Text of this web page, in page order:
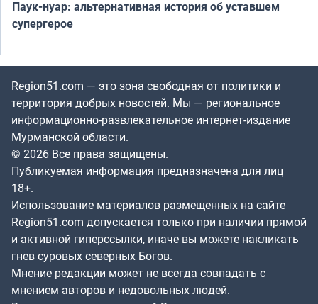
Паук-нуар: альтернативная история об уставшем
супергерое
Region51.com — это зона свободная от политики и
территория добрых новостей. Мы — региональное
информационно-развлекательное интернет-издание
Мурманской области.
© 2026 Все права защищены.
Публикуемая информация предназначена для лиц
18+.
Использование материалов размещенных на сайте
Region51.com допускается только при наличии прямой
и активной гиперссылки, иначе вы можете накликать
гнев суровых северных Богов.
Мнение редакции может не всегда совпадать с
мнением авторов и недовольных людей.